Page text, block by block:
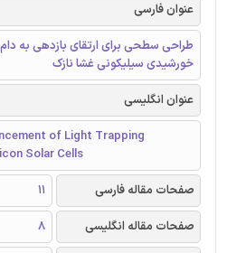
عنوان فارسی
طراحی سطحی برای ارتقای بازدهی به
خورشیدی سیلیکونی غشا نازک
عنوان انگلیسی
of Light Trapping
Solar Cells
صفحات مقاله فارسی
11
صفحات مقاله انگلیسی
8